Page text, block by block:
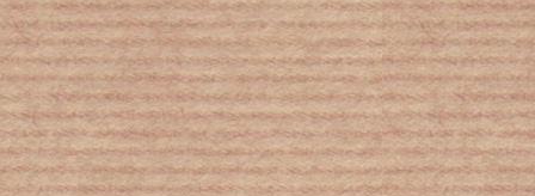
Ύπατη Αρμοστεία OHE: Κάθε μέρα έξι
άνθρωποι πεθαίνουν στη Μεσόγειο